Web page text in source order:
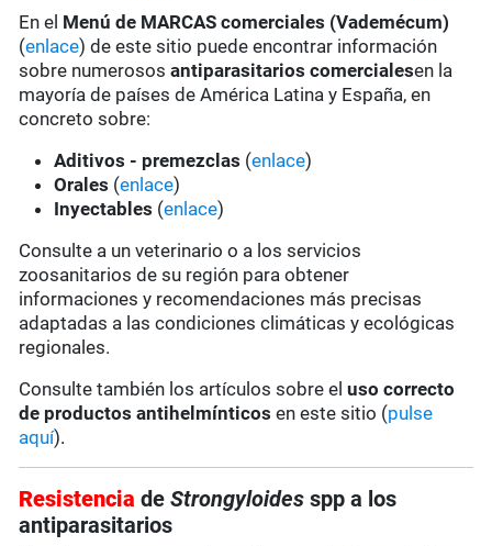
En el Menú de MARCAS comerciales (Vademécum)
(enlace) de este sitio puede encontrar información
sobre numerososantiparasitarios comercialesen la
mayoría de países de América Latina y España, en
concreto sobre:
Aditivos - premezclas (enlace)
Orales (enlace)
Inyectables (enlace)
Consulte a un veterinario o a los servicios
zoosanitarios de su región para obtener
informaciones y recomendaciones más precisas
adaptadas a las condiciones climáticas y ecológicas
regionales.
Consulte también los artículos sobre eluso correcto
de productos antihelmínticos en este sitio (pulse
aquí).
Resistencia deStrongyloides spp a los
antiparasitarios